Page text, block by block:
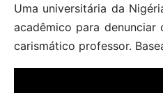
Uma universitária da
acadêmico para
carismático professor.